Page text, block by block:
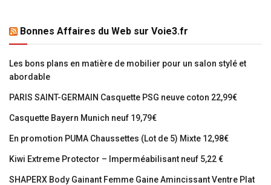
Bonnes Affaires du Web sur Voie3.fr
Les bons plans en matière de mobilier pour un salon stylé et
abordable
PARIS SAINT-GERMAIN Casquette PSG neuve coton 22,99€
Casquette Bayern Munich neuf 19,79€
En promotion PUMA Chaussettes (Lot de 5) Mixte 12,98€
Kiwi Extreme Protector – Imperméabilisant neuf 5,22 €
SHAPERX Body Gainant Femme Gaine Amincissant Ventre Plat